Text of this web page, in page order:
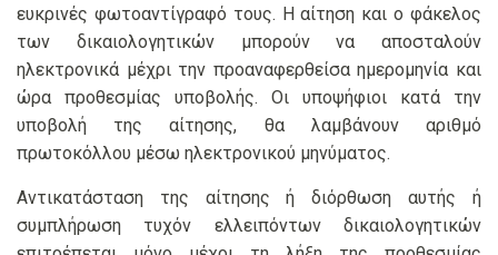
ευκρινές φωτοαντίγραφό τους. Η αίτηση και ο φάκελος
των δικαιολογητικών μπορούν να αποσταλούν
ηλεκτρονικά μέχρι την προαναφερθείσα ημερομηνία και
ώρα προθεσμίας υποβολής. Οι υποψήφιοι κατά την
υποβολή της αίτησης, θα λαμβάνουν αριθμό
πρωτοκόλλου μέσω ηλεκτρονικού μηνύματος.
Αντικατάσταση της αίτησης ή διόρθωση αυτής ή
συμπλήρωση τυχόν ελλειπόντων δικαιολογητικών